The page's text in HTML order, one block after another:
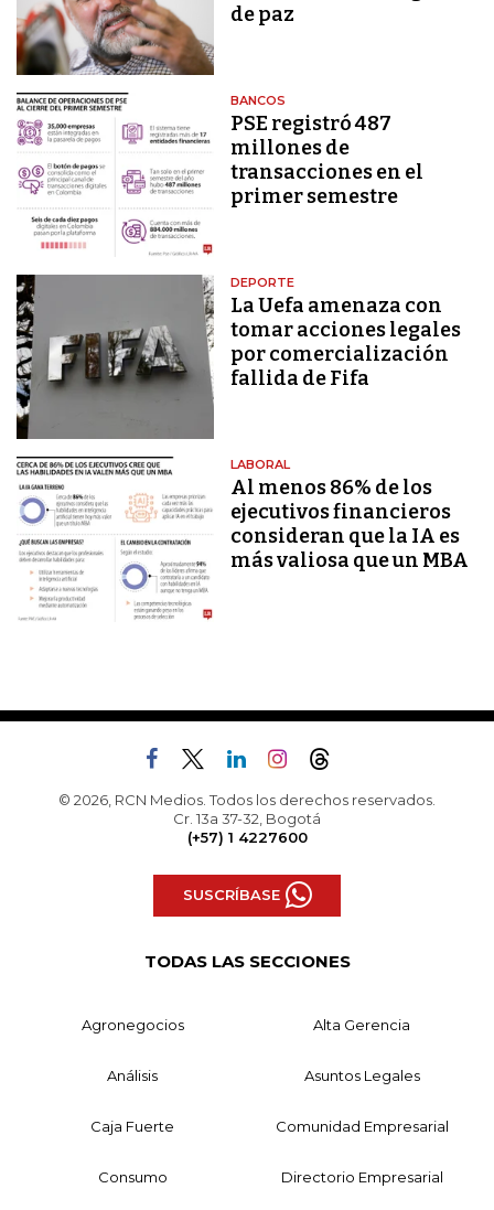
de paz
BANCOS
PSE registró 487
millones de
transacciones en el
primer semestre
DEPORTE
La Uefa amenaza con
tomar acciones legales
por comercialización
fallida de Fifa
LABORAL
Al menos 86% de los
ejecutivos financieros
consideran que la IA es
más valiosa que un MBA
© 2026, RCN Medios. Todos los derechos reservados.
Cr. 13a 37-32, Bogotá
(+57) 1 4227600
SUSCRÍBASE
TODAS LAS SECCIONES
Agronegocios Alta Gerencia
Análisis Asuntos Legales
Caja Fuerte Comunidad Empresarial
Consumo Directorio Empresarial